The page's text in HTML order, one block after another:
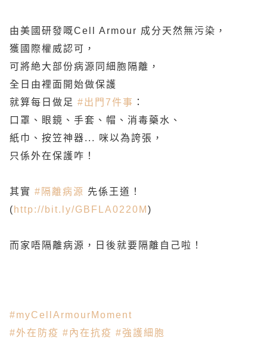
由美國研發嘅Cell Armour 成分天然無污染，
獲國際權威認可，
可將絶大部份病源同細胞隔離，
全日由裡面開始做保護
就算每日做足 #出門7件事 ：
口罩、眼鏡、手套、帽、消毒藥水、
紙巾、按笠神器... 咪以為誇張，
只係外在保護咋！
其實 #隔離病源 先係王道！
( http://bit.ly/GBFLA0220M )
而家唔隔離病源，日後就要隔離自己啦！
#myCellArmourMoment
#外在防疫 #內在抗疫 #強護細胞